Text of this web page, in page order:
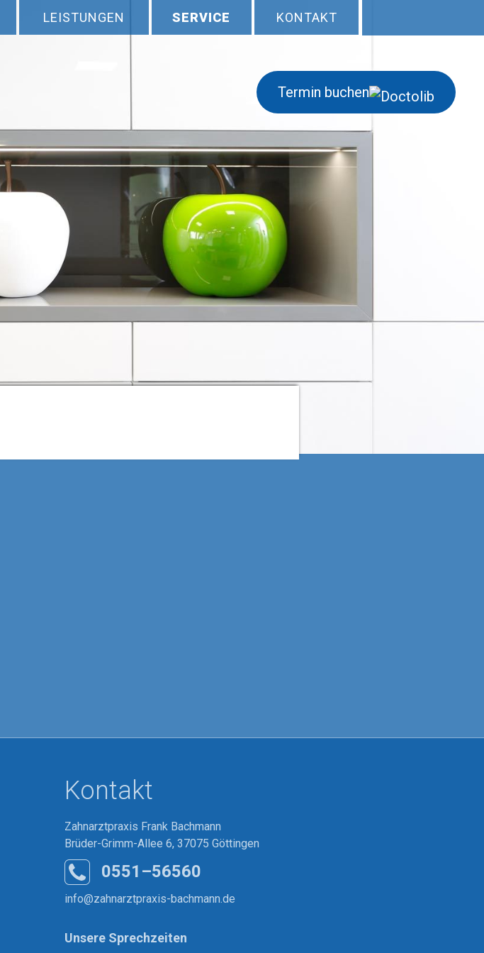
LEISTUNGEN SERVICE KONTAKT
Kontakt
Zahnarztpraxis Frank Bachmann
Brüder-Grimm-Allee 6, 37075 Göttingen
0551–56560
info@zahnarztpraxis-bachmann.de
Unsere Sprechzeiten
Termin buchen